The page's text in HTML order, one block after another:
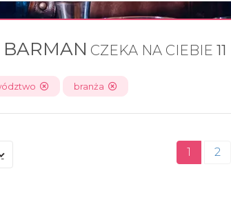
CZEKA NA CIEBIE 11
branża
1 2